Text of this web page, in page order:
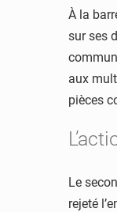
À la
sur ses
aux
pièces
Le
rejeté